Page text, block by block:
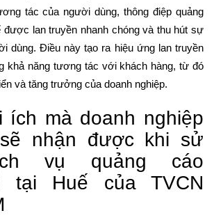
tác của người dùng, thông điệp quảng
được lan truyền nhanh chóng và thu hút sự
dùng. Điều này tạo ra hiệu ứng lan truyền
khả năng tương tác với khách hàng, từ đó
và tăng trưởng của doanh nghiệp.
ích mà doanh nghiệp
nhận được khi sử
vụ quảng cáo
tại Huế của TVCN